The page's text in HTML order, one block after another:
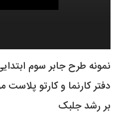
دفتر کارنما و کارتو
بر رشد جلبک